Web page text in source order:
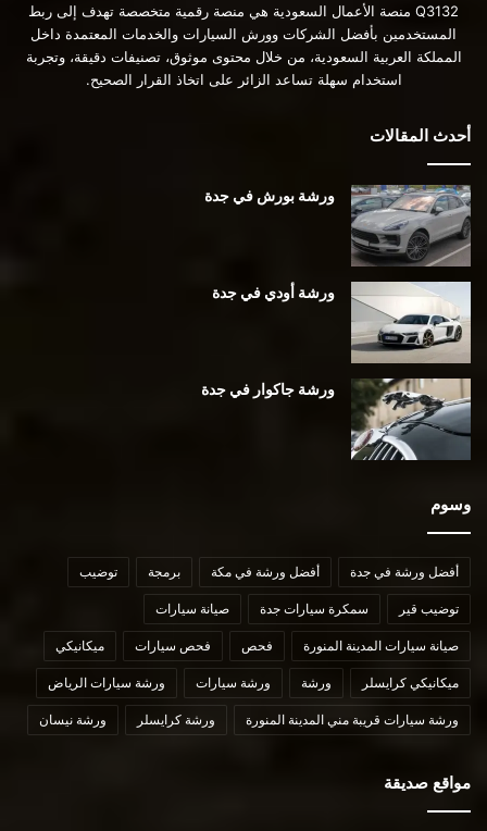
Q3132 منصة الأعمال السعودية هي منصة رقمية متخصصة تهدف إلى ربط
المستخدمين بأفضل الشركات وورش السيارات والخدمات المعتمدة داخل
المملكة العربية السعودية، من خلال محتوى موثوق، تصنيفات دقيقة، وتجربة
استخدام سهلة تساعد الزائر على اتخاذ القرار الصحيح.
أحدث المقالات
ورشة بورش في جدة
ورشة أودي في جدة
ورشة جاكوار في جدة
وسوم
أفضل ورشة في جدة أفضل ورشة في مكة برمجة توضيب
توضيب قير سمكرة سيارات جدة صيانة سيارات
صيانة سيارات المدينة المنورة فحص فحص سيارات ميكانيكي
ميكانيكي كرايسلر ورشة ورشة سيارات ورشة سيارات الرياض
ورشة سيارات قريبة مني المدينة المنورة ورشة كرايسلر ورشة نيسان
مواقع صديقة